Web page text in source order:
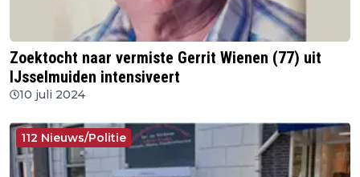
Zoektocht naar vermiste Gerrit Wienen (77) uit
IJsselmuiden intensiveert
10 juli 2024
112 Nieuws/Politie